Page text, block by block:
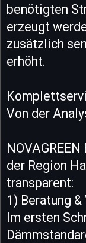
benötigten
erzeugt
zusätzlich
erhöht.
Von der
der Region
transparent:
1) Beratung
Im ersten